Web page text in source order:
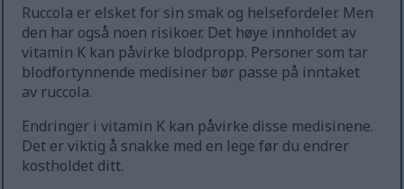
Ruccola er elsket for sin smak og helsefordeler. Men
den har også noen risikoer. Det høye innholdet av
vitamin K kan påvirke blodpropp. Personer som tar
blodfortynnende medisiner bør passe på inntaket
av ruccola.
Endringer i vitamin K kan påvirke disse medisinene.
Det er viktig å snakke med en lege før du endrer
kostholdet ditt.